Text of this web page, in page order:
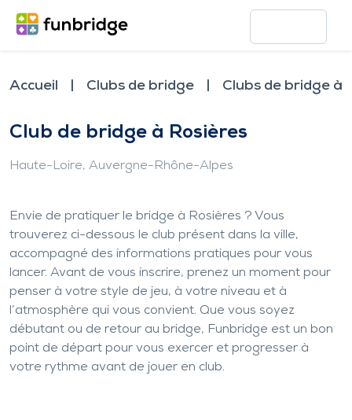
Accueil Clubs de bridge Clubs de bridge à
Club de bridge à Rosières
Haute-Loire, Auvergne-Rhône-Alpes
Envie de pratiquer le bridge à Rosières ? Vous
trouverez ci-dessous le club présent dans la ville,
accompagné des informations pratiques pour vous
lancer. Avant de vous inscrire, prenez un moment pour
penser à votre style de jeu, à votre niveau et à
l’atmosphère qui vous convient. Que vous soyez
débutant ou de retour au bridge, Funbridge est un bon
point de départ pour vous exercer et progresser à
votre rythme avant de jouer en club.